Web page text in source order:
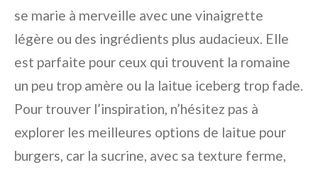
se marie à merveille avec une vinaigrette
légère ou des ingrédients plus audacieux. Elle
est parfaite pour ceux qui trouvent la romaine
un peu trop amère ou la laitue iceberg trop fade.
Pour trouver l’inspiration, n’hésitez pas à
explorer les meilleures options de laitue pour
burgers, car la sucrine, avec sa texture ferme,